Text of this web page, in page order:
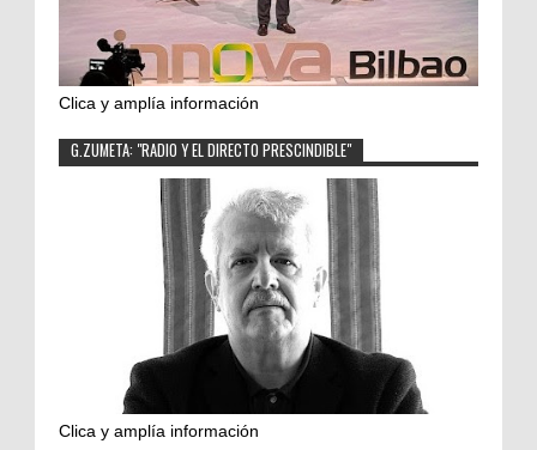
Clica y amplía información
G.ZUMETA: "RADIO Y EL DIRECTO PRESCINDIBLE"
Clica y amplía información